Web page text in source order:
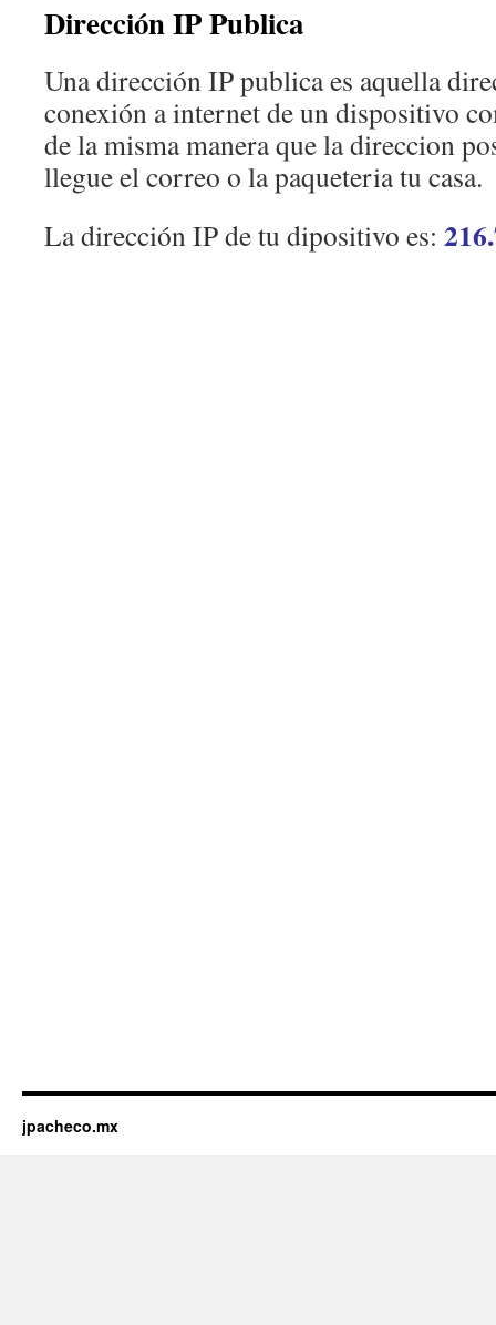
Dirección IP Publica
Una dirección IP publica es aquella
conexión a internet de un dispositivo
de la misma manera que la direccion
llegue el correo o la paqueteria tu casa.
La dirección IP de tu dipositivo es:
jpacheco.mx